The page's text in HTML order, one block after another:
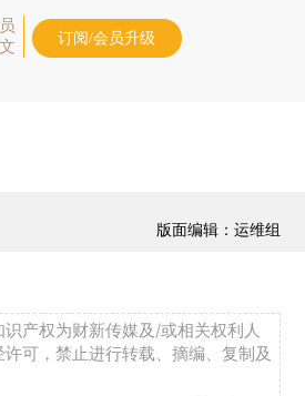
订阅/会员升级
版面编辑：运维组
产权为财新传媒及/或相关权利人
可，禁止进行转载、摘编、复制及